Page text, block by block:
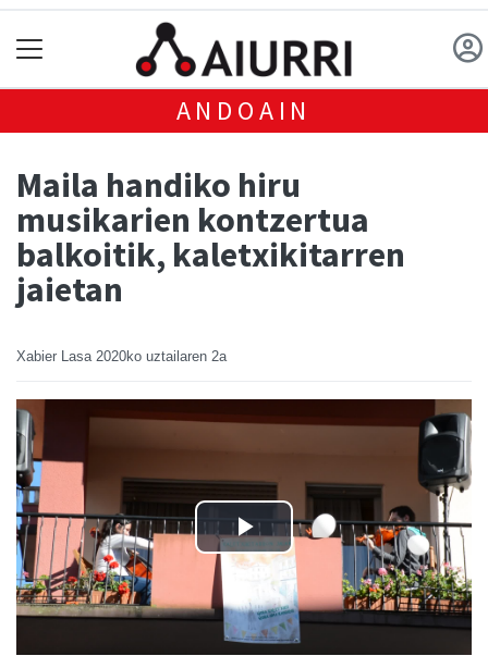
ANDOAIN
Maila handiko hiru
musikarien kontzertua
balkoitik, kaletxikitarren
jaietan
Xabier Lasa 2020ko uztailaren 2a